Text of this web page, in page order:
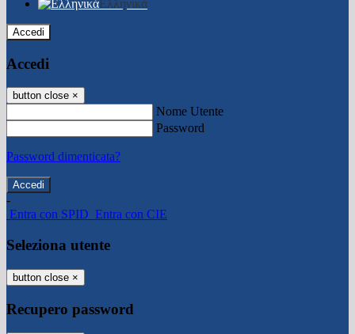
Ελληνικά
Accedi
Accedi
button close ×
Nome Utente
Password
Password dimenticata?
-
Entra con SPID Entra con CIE
Seleziona utente
button close ×
Recupero password